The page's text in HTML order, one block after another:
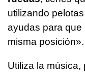
utilizando
ayudas para que
misma posición».
Utiliza la